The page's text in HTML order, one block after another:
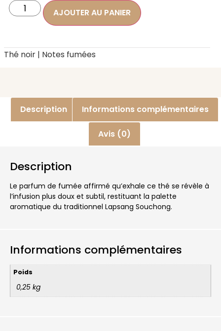
AJOUTER AU PANIER
Thé noir | Notes fumées
Description Informations complémentaires
Avis (0)
Description
Le parfum de fumée affirmé qu’exhale ce thé se révèle à
l’infusion plus doux et subtil, restituant la palette
aromatique du traditionnel Lapsang Souchong.
Informations complémentaires
Poids
0,25 kg